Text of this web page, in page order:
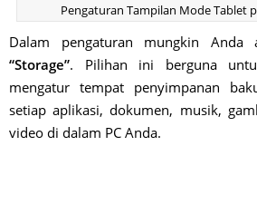
Pengaturan Tampilan Mode Tablet
Dalam pengaturan mungkin Anda
“Storage”. Pilihan ini berguna
mengatur tempat penyimpanan
setiap aplikasi, dokumen, musik,
video di dalam PC Anda.